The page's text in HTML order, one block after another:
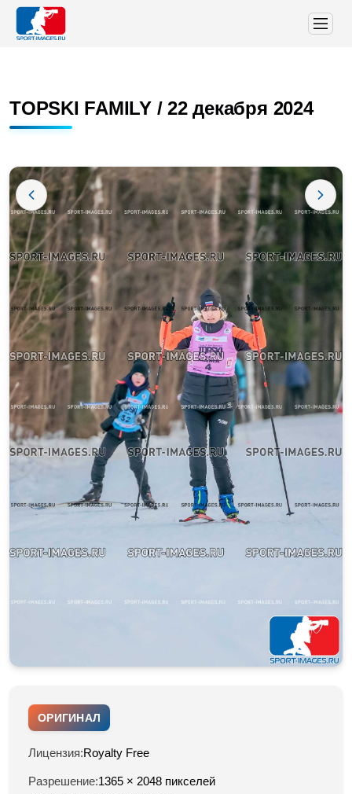
TOPSKI FAMILY / 22 декабря 2024
ОРИГИНАЛ
Лицензия:Royalty Free
Разрешение:1365 × 2048 пикселей